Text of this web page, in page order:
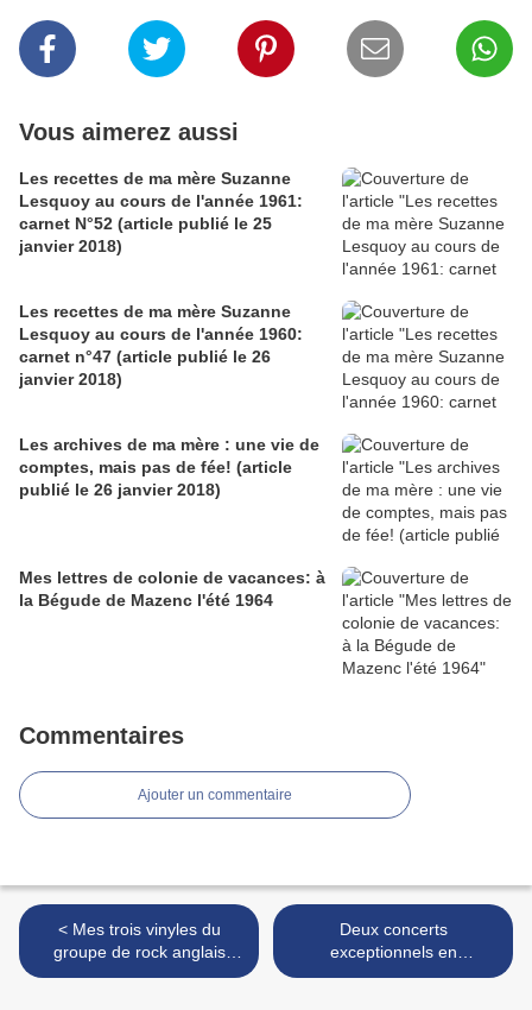
Vous aimerez aussi
Les recettes de ma mère Suzanne
Lesquoy au cours de l'année 1961:
carnet N°52 (article publié le 25
janvier 2018)
Les recettes de ma mère Suzanne
Lesquoy au cours de l'année 1960:
carnet n°47 (article publié le 26
janvier 2018)
Les archives de ma mère : une vie de
comptes, mais pas de fée! (article
publié le 26 janvier 2018)
Mes lettres de colonie de vacances: à
la Bégude de Mazenc l'été 1964
Commentaires
Ajouter un commentaire
< Mes trois vinyles du
groupe de rock anglais
Roxy Music, créé en 1971
Deux concerts
exceptionnels en
septembre en Meuse! >